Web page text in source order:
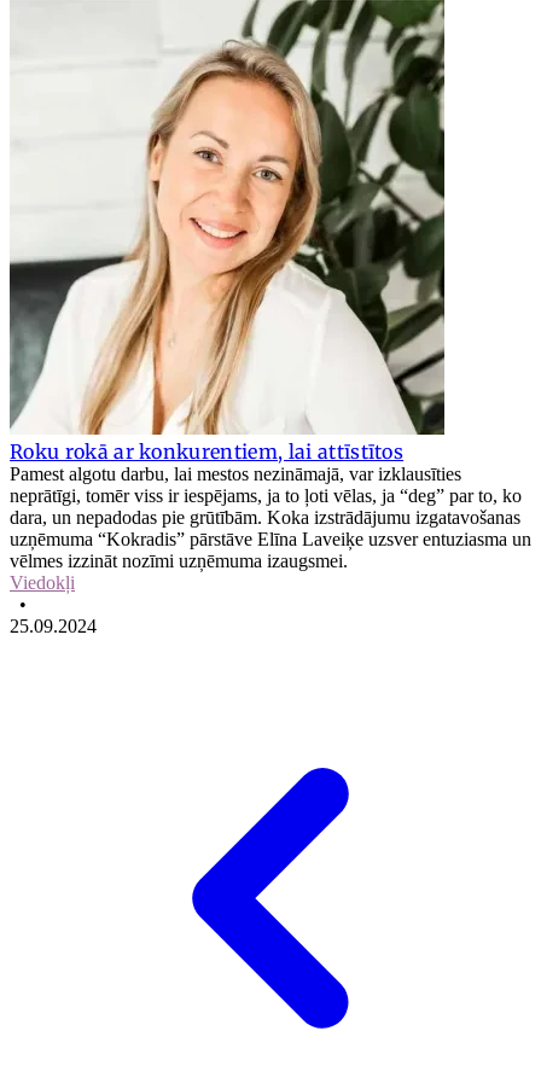
Roku rokā ar konkurentiem, lai attīstītos
Pamest algotu darbu, lai mestos nezināmajā, var izklausīties
neprātīgi, tomēr viss ir iespējams, ja to ļoti vēlas, ja “deg” par to, ko
dara, un nepadodas pie grūtībām. Koka izstrādājumu izgatavošanas
uzņēmuma “Kokradis” pārstāve Elīna Laveiķe uzsver entuziasma un
vēlmes izzināt nozīmi uzņēmuma izaugsmei.
Viedokļi
•
25.09.2024